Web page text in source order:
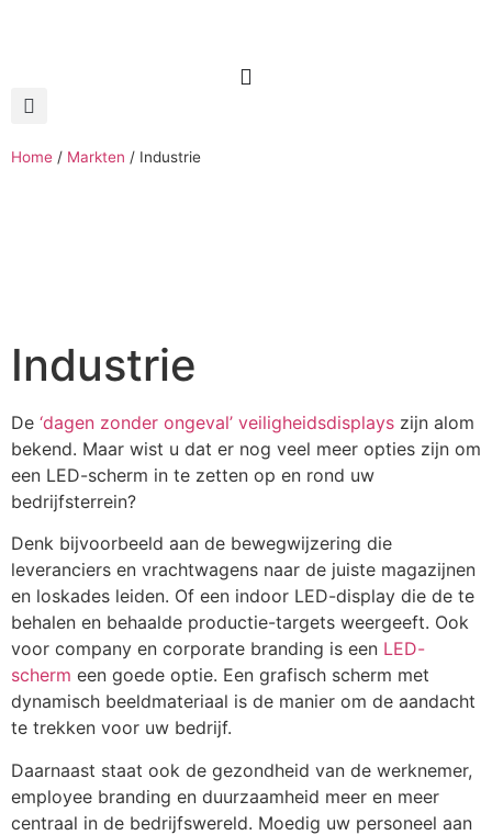
Home / Markten / Industrie
Industrie
De ‘dagen zonder ongeval’ veiligheidsdisplays zijn alom
bekend. Maar wist u dat er nog veel meer opties zijn om
een LED-scherm in te zetten op en rond uw
bedrijfsterrein?
Denk bijvoorbeeld aan de bewegwijzering die
leveranciers en vrachtwagens naar de juiste magazijnen
en loskades leiden. Of een indoor LED-display die de te
behalen en behaalde productie-targets weergeeft. Ook
voor company en corporate branding is een LED-
scherm een goede optie. Een grafisch scherm met
dynamisch beeldmateriaal is de manier om de aandacht
te trekken voor uw bedrijf.
Daarnaast staat ook de gezondheid van de werknemer,
employee branding en duurzaamheid meer en meer
centraal in de bedrijfswereld. Moedig uw personeel aan